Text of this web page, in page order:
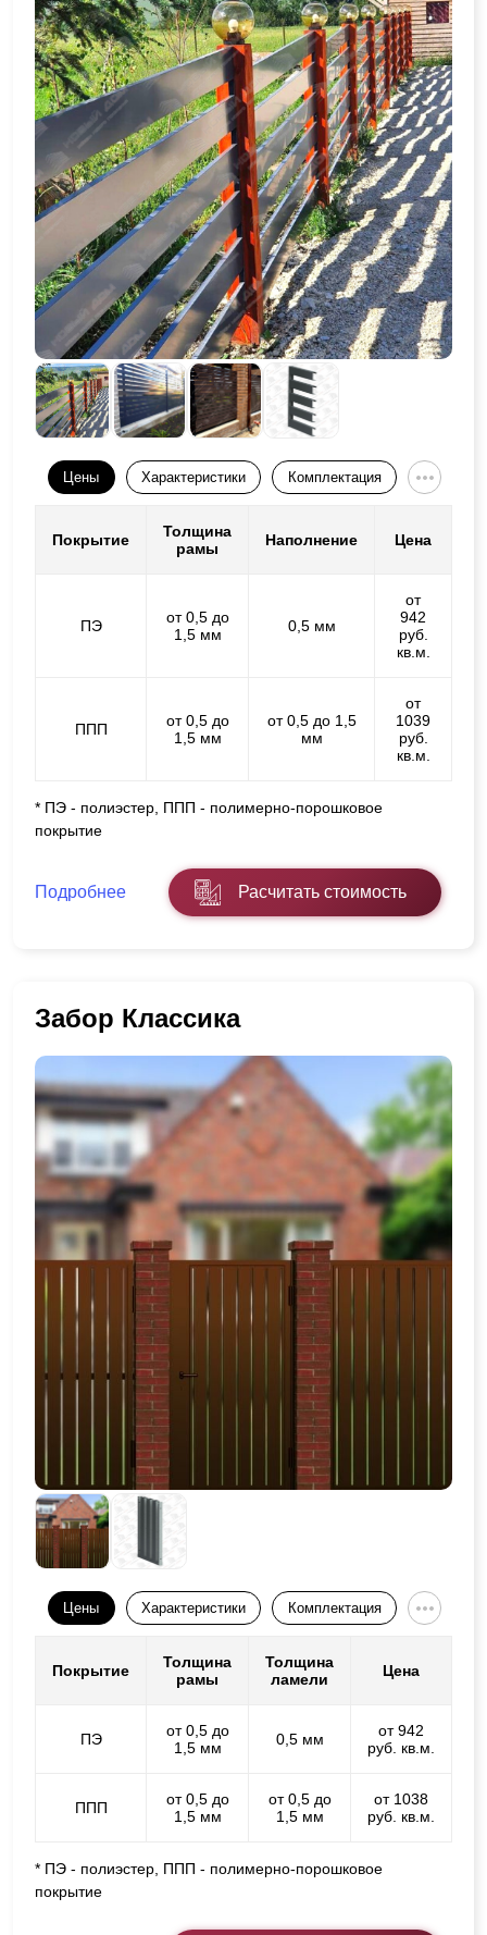
Цены Характеристики Комплектация
Покрытие
Толщина
рамы
Наполнение Цена
ПЭ
от 0,5 до
1,5 мм
0,5 мм
от
942
руб.
кв.м.
ППП
от 0,5 до
1,5 мм
от 0,5 до 1,5
мм
от
1039
руб.
кв.м.
* ПЭ - полиэстер, ППП - полимерно-порошковое
покрытие
Подробнее Расчитать стоимость
Забор Классика
Цены Характеристики Комплектация
Покрытие
Толщина
рамы
Толщина
ламели
Цена
ПЭ
от 0,5 до
1,5 мм
0,5 мм
от 942
руб. кв.м.
ППП
от 0,5 до
1,5 мм
от 0,5 до
1,5 мм
от 1038
руб. кв.м.
* ПЭ - полиэстер, ППП - полимерно-порошковое
покрытие